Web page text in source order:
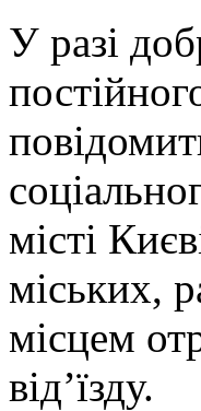
У разі
місті
міських,
місцем
від’їзду.